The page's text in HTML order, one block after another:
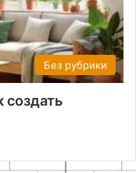
Без рубрики
создать